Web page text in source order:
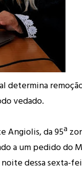
determina
vedado.
Angiolis, da 95ª
a um pedido do
dessa sexta-